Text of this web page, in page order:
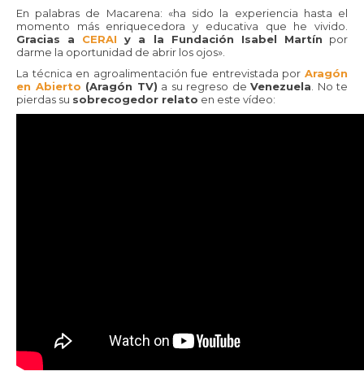
En palabras de Macarena: «ha sido la experiencia hasta el
momento más enriquecedora y educativa que he vivido.
Gracias a CERAI y a la Fundación Isabel Martín por
darme la oportunidad de abrir los ojos».
La técnica en agroalimentación fue entrevistada por Aragón
en Abierto (Aragón TV) a su regreso de Venezuela. No te
pierdas su sobrecogedor relato en este vídeo: